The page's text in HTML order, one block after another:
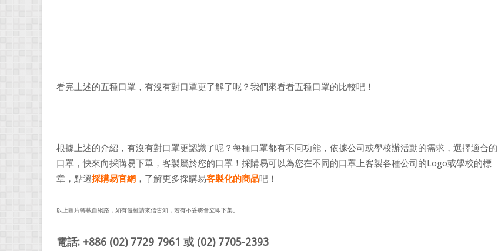
看完上述的五種口罩，有沒有對口罩更了解了呢？我們來看看五種口罩的比較吧！
根據上述的介紹，有沒有對口罩更認識了呢？每種口罩都有不同功能，依據公司或學校辦活動的需求，選擇適合的
口罩，快來向採購易下單，客製屬於您的口罩！採購易可以為您在不同的口罩上客製各種公司的Logo或學校的標
章，點選採購易官網 ，了解更多採購易客製化的商品吧！
以上圖片轉載自網路，如有侵權請來信告知，若有不妥將會立即下架。
電話: +886 (02) 7729 7961 或 (02) 7705-2393